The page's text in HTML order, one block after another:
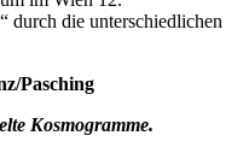
durch die unterschiedlichen
Pasching
Kosmogramme.